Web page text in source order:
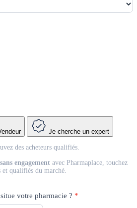
Je cherche un expert
des acheteurs qualifiés.
engagement avec Pharmaplace, touchez
et qualifiés du marché.
votre pharmacie ? *